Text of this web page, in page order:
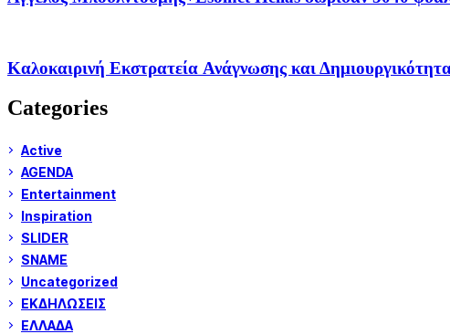
Καλοκαιρινή Εκστρατεία Ανάγνωσης και
Categories
Active
AGENDA
Entertainment
Inspiration
SLIDER
SNAME
Uncategorized
ΕΚΔΗΛΩΣΕΙΣ
ΕΛΛΑΔΑ